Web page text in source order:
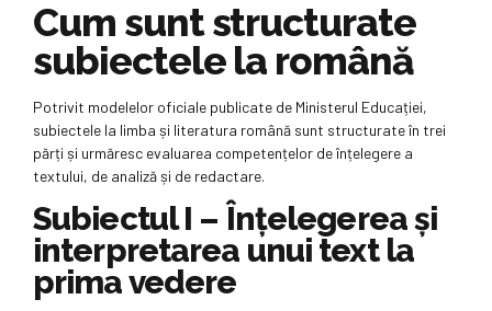
Cum sunt structurate
subiectele la română
Potrivit modelelor oficiale publicate de Ministerul Educației,
subiectele la limba și literatura română sunt structurate în trei
părți și urmăresc evaluarea competențelor de înțelegere a
textului, de analiză și de redactare.
Subiectul I – Înțelegerea și
interpretarea unui text la
prima vedere